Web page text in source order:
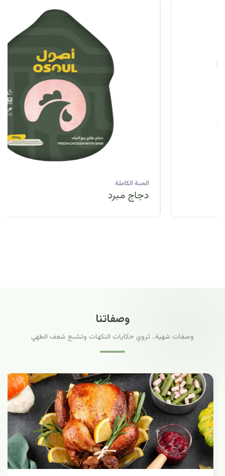
وصفاتنا
وصفات شهية.. تروي حكايات النكهات وتشبع شغف الطهي